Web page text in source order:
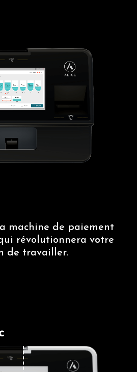
machine de paiement
révolutionnera votre
de travailler.